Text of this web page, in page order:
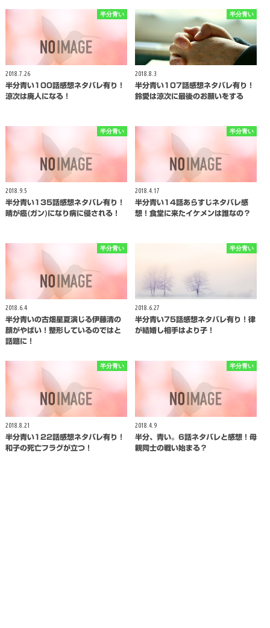
半分青い
2018.7.26
半分青い100話感想ネタバレ有り！
涼次は廃人になる！
半分青い
2018.8.3
半分青い107話感想ネタバレ有り！
鈴愛は涼次に最後のお願いをする
半分青い
2018.9.5
半分青い135話感想ネタバレ有り！
晴が癌(ガン)になり病に侵される！
半分青い
2018.4.17
半分青い14話あらすじネタバレ感
想！食堂に来たイケメンは誰なの？
半分青い
2018.6.4
半分青いの古畑星夏演じる伊藤清の
顔がやばい！整形しているのではと
話題に！
半分青い
2018.6.27
半分青い75話感想ネタバレ有り！律
が結婚し相手はより子！
半分青い
2018.8.21
半分青い122話感想ネタバレ有り！
和子の死亡フラグが立つ！
半分青い
2018.4.9
半分、青い。6話ネタバレと感想！母
親同士の戦い始まる？